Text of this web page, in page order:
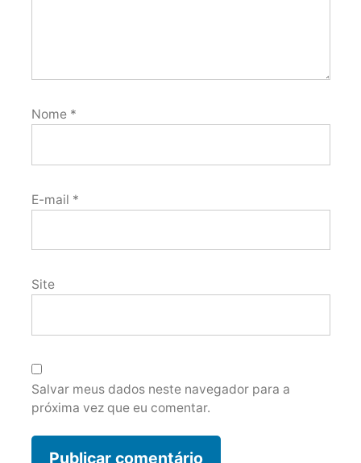
Nome *
E-mail *
Site
Salvar meus dados neste navegador para a
próxima vez que eu comentar.